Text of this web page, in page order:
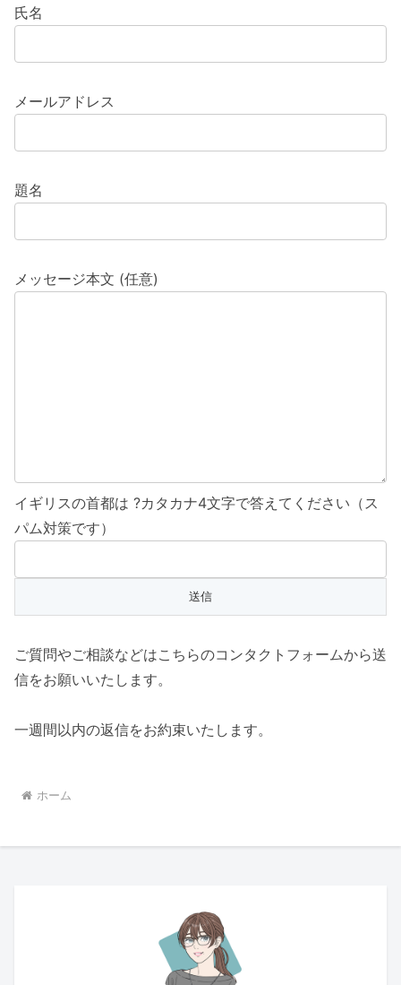
氏名
メールアドレス
題名
メッセージ本文 (任意)
イギリスの首都は ?カタカナ4文字で答えてください（ス
パム対策です）
ご質問やご相談などはこちらのコンタクトフォームから送
信をお願いいたします。
一週間以内の返信をお約束いたします。
ホーム